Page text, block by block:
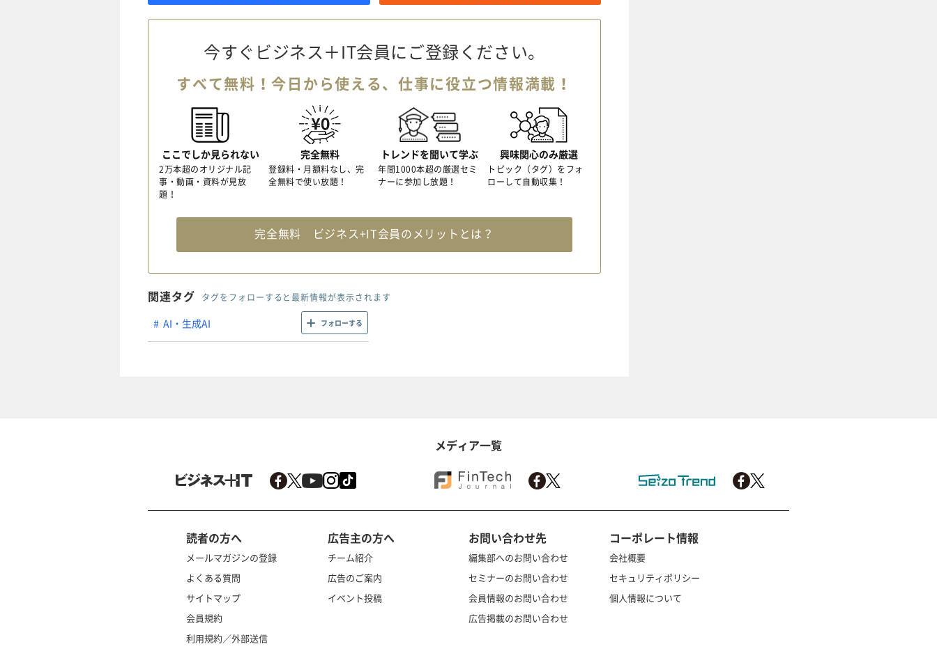
今すぐビジネス＋IT会員にご登録ください。
すべて無料！今日から使える、仕事に役立つ情報満載！
ここでしか見られない
2万本超のオリジナル記
事・動画・資料が見放
題！
完全無料
登録料・月額料なし、完
全無料で使い放題！
トレンドを聞いて学ぶ
年間1000本超の厳選セミ
ナーに参加し放題！
興味関心のみ厳選
トピック（タグ）をフォ
ローして自動収集！
完全無料 ビジネス+IT会員のメリットとは？
関連タグ タグをフォローすると最新情報が表示されます
AI・生成AI フォローする
メディア一覧
読者の方へ
メールマガジンの登録
よくある質問
サイトマップ
会員規約
利用規約／外部送信
広告主の方へ
チーム紹介
広告のご案内
イベント投稿
お問い合わせ先
編集部へのお問い合わせ
セミナーのお問い合わせ
会員情報のお問い合わせ
広告掲載のお問い合わせ
コーポレート情報
会社概要
セキュリティポリシー
個人情報について